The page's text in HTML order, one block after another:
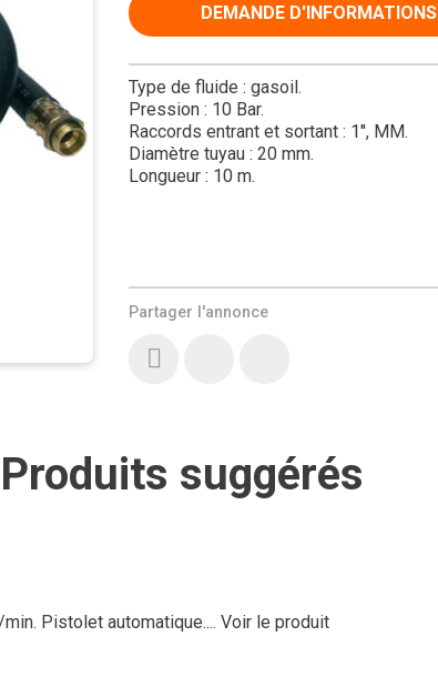
Partager l'annonce
Type de fluide : gasoil.
Pression : 10 Bar.
Raccords entrant et sortant : 1'', MM.
Diamètre tuyau : 20 mm.
Longueur : 10 m.
DEMANDE D'INFORMATIONS
Produits suggérés
Pistolet automatique.... Voir le produit